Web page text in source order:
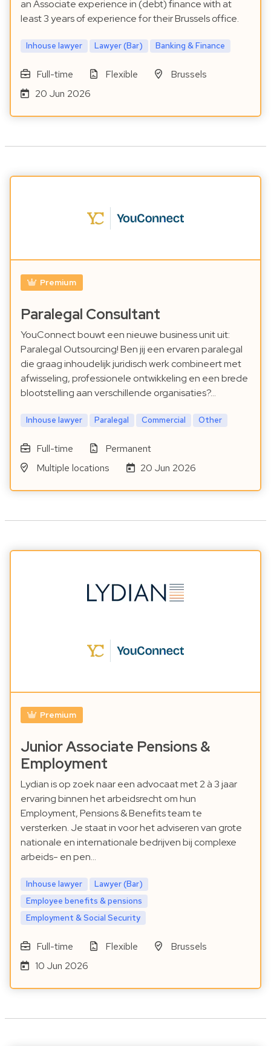
an Associate experience in (debt) finance with at
least 3 years of experience for their Brussels office.
Inhouse lawyer Lawyer (Bar) Banking & Finance
Full-time Flexible
Brussels
20 Jun 2026
Premium
Paralegal Consultant
YouConnect bouwt een nieuwe business unit uit:
Paralegal Outsourcing! Ben jij een ervaren paralegal
die graag inhoudelijk juridisch werk combineert met
afwisseling, professionele ontwikkeling en een brede
blootstelling aan verschillende organisaties?…
Inhouse lawyer Paralegal Commercial Other
Full-time
Permanent
Multiple locations
20 Jun 2026
Premium
Junior Associate Pensions &
Employment
Lydian is op zoek naar een advocaat met 2 à 3 jaar
ervaring binnen het arbeidsrecht om hun
Employment, Pensions & Benefits team te
versterken. Je staat in voor het adviseren van grote
nationale en internationale bedrijven bij complexe
arbeids- en pen…
Inhouse lawyer
Lawyer (Bar)
Employee benefits & pensions
Employment & Social Security
Full-time Flexible
Brussels
10 Jun 2026